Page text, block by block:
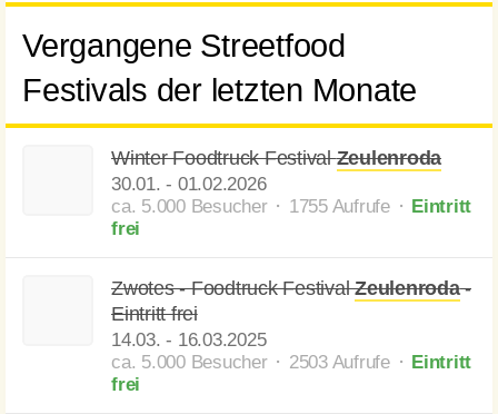
Vergangene Streetfood
Festivals der letzten Monate
Winter Foodtruck FestivalZeulenroda
30.01. - 01.02.2026
ca. 5.000 Besucher ⬝ 1755 Aufrufe ⬝ Eintritt
frei
Zwotes - Foodtruck FestivalZeulenroda-
Eintritt frei
14.03. - 16.03.2025
ca. 5.000 Besucher ⬝ 2503 Aufrufe ⬝ Eintritt
frei